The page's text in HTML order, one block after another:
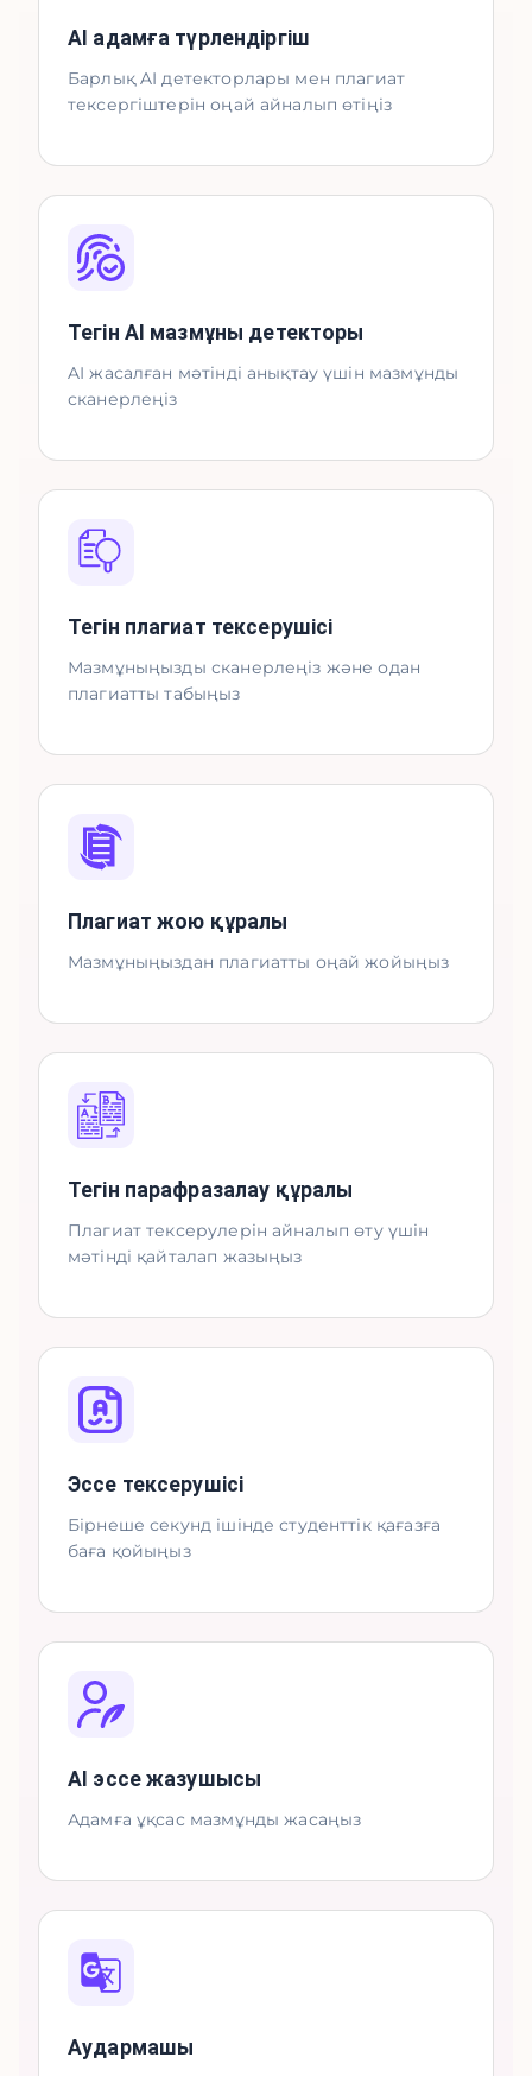
AI адамға түрлендіргіш
Барлық AI детекторлары мен плагиат
тексергіштерін оңай айналып өтіңіз
Тегін AI мазмұны детекторы
AI жасалған мәтінді анықтау үшін мазмұнды
сканерлеңіз
Тегін плагиат тексерушісі
Мазмұныңызды сканерлеңіз және одан
плагиатты табыңыз
Плагиат жою құралы
Мазмұныңыздан плагиатты оңай жойыңыз
Тегін парафразалау құралы
Плагиат тексерулерін айналып өту үшін
мәтінді қайталап жазыңыз
Эссе тексерушісі
Бірнеше секунд ішінде студенттік қағазға
баға қойыңыз
AI эссе жазушысы
Адамға ұқсас мазмұнды жасаңыз
Аудармашы